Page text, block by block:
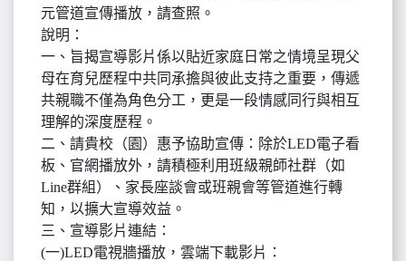
元管道宣傳播放，請查照。
說明：
一、旨揭宣導影片係以貼近家庭日常之情境呈現父
母在育兒歷程中共同承擔與彼此支持之重要，傳遞
共親職不僅為角色分工，更是一段情感同行與相互
理解的深度歷程。
二、請貴校（園）惠予協助宣傳：除於LED電子看
板、官網播放外，請積極利用班級親師社群（如
Line群組）、家長座談會或班親會等管道進行轉
知，以擴大宣導效益。
三、宣導影片連結：
(一)LED電視牆播放，雲端下載影片：